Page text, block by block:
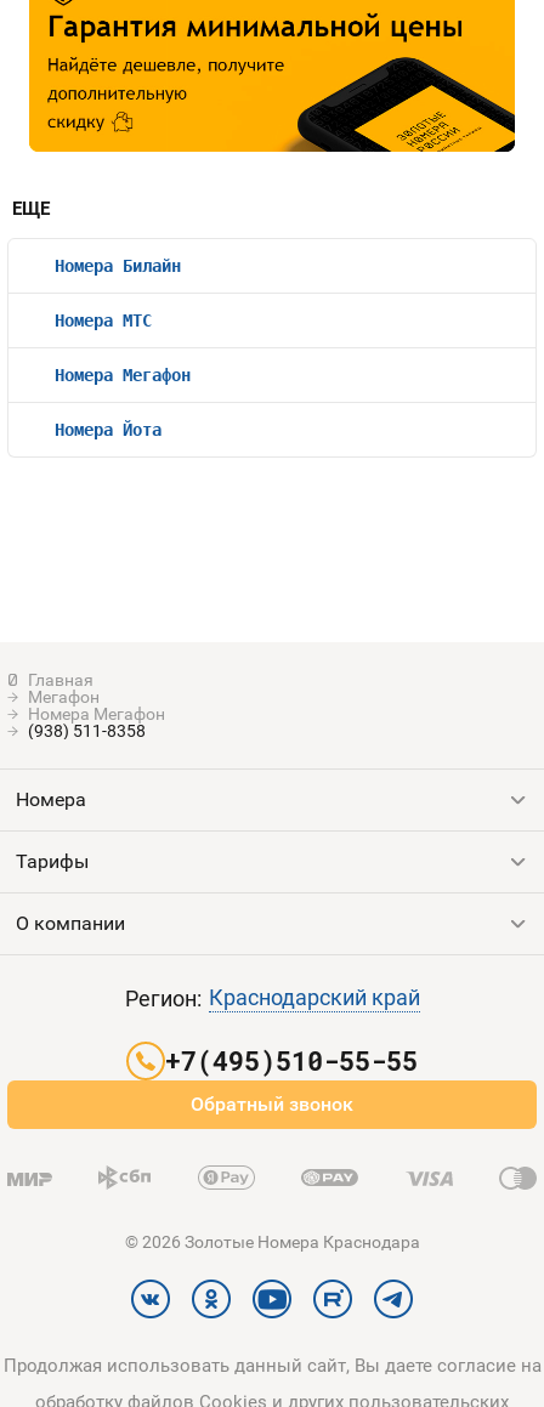
Мегафон
Номера Мегафон
(938) 511-8358
ЕЩЕ
Номера Билайн
Номера МТС
Номера Мегафон
Номера Йота
Номера
Все номера
Тарифы
Выгодные тарифы
О компании
Оплата и доставка
Регион: Краснодарский край
+7(495)510-55-55
Обратный звонок
© 2026 Золотые Номера Краснодара
Продолжая использовать данный сайт, Вы даете согласие на
обработку файлов Cookies и других пользовательских